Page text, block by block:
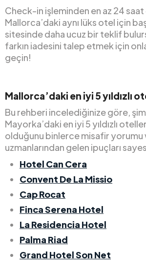
Check-in işleminden en az 24
Mallorca’daki aynı lüks otel için
sitesinde daha ucuz bir teklif
farkın iadesini talep etmek için
geçin!
Mallorca’daki en iyi 5 yıldızlı
Bu rehberi incelediğinize göre,
Mayorka’daki en iyi 5 yıldızlı
olduğunu binlerce misafir yorumu
uzmanlarından gelen ipuçları
Hotel Can Cera
Convent De La Missio
Cap Rocat
Finca Serena Hotel
La Residencia Hotel
Palma Riad
Grand Hotel Son Net